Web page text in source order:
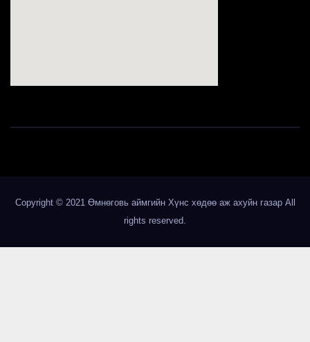
Copyright © 2021 Өмнөговь аймгийн Хүнс хөдөө аж ахуйн газар All
rights reserved.